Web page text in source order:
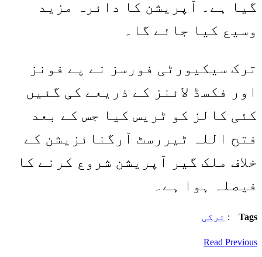
گیا ہے۔ آپریشن کا دائرہ مزید
وسیع کیا جائے گا۔
ترک سیکیورٹی فورسز نے پے فونز
اور فکسڈ لائنز کے ذریعے کی گئیں
کئی کالز کو ٹریس کیا جس کے بعد
فتح اللہ ٹیررسٹ آرگنائزیشن کے
خلاف ملک گیر آپریشن شروع کرنے کا
فیصلہ ہوا ہے۔
Tags
: ترکی
Read Previous